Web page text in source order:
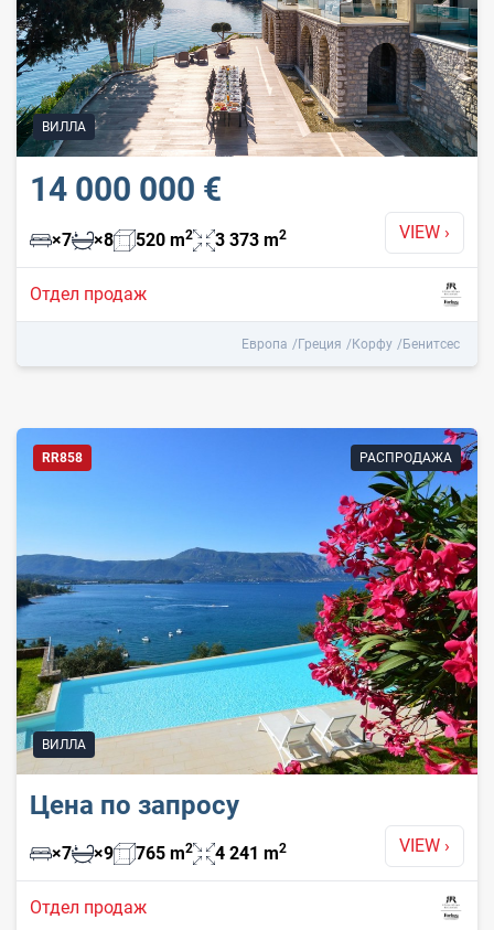
VIEW ›
14 000 000 €
×7 ×8 520 m2 3 373 m2
Отдел продаж
Европа Греция Корфу Бенитсес
ВИЛЛА
VIEW ›
Цена по запросу
×7 ×9 765 m2 4 241 m2
Отдел продаж
RR858 РАСПРОДАЖА
ВИЛЛА